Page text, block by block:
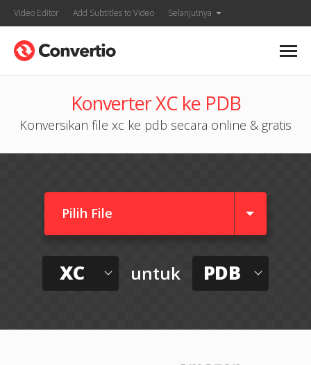
Video Editor Add Subtitles to Video Selanjutnya
Konverter XC ke PDB
Konversikan file xc ke pdb secara online & gratis
Pilih File
XC untuk PDB